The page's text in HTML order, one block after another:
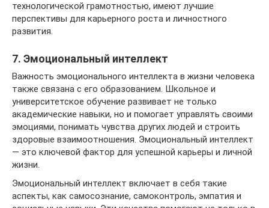
технологической грамотностью, имеют лучшие
перспективы для карьерного роста и личностного
развития.
7. Эмоциональный интеллект
Важность эмоционального интеллекта в жизни человека
также связана с его образованием. Школьное и
университетское обучение развивает не только
академические навыки, но и помогает управлять своими
эмоциями, понимать чувства других людей и строить
здоровые взаимоотношения. Эмоциональный интеллект
— это ключевой фактор для успешной карьеры и личной
жизни.
Эмоциональный интеллект включает в себя такие
аспекты, как самосознание, самоконтроль, эмпатия и